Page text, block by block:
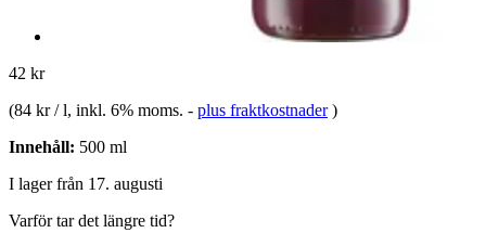
42 kr
(84 kr / l, inkl. 6% moms. - plus fraktkostnader )
Innehåll: 500 ml
I lager från 17. augusti
Varför tar det längre tid?